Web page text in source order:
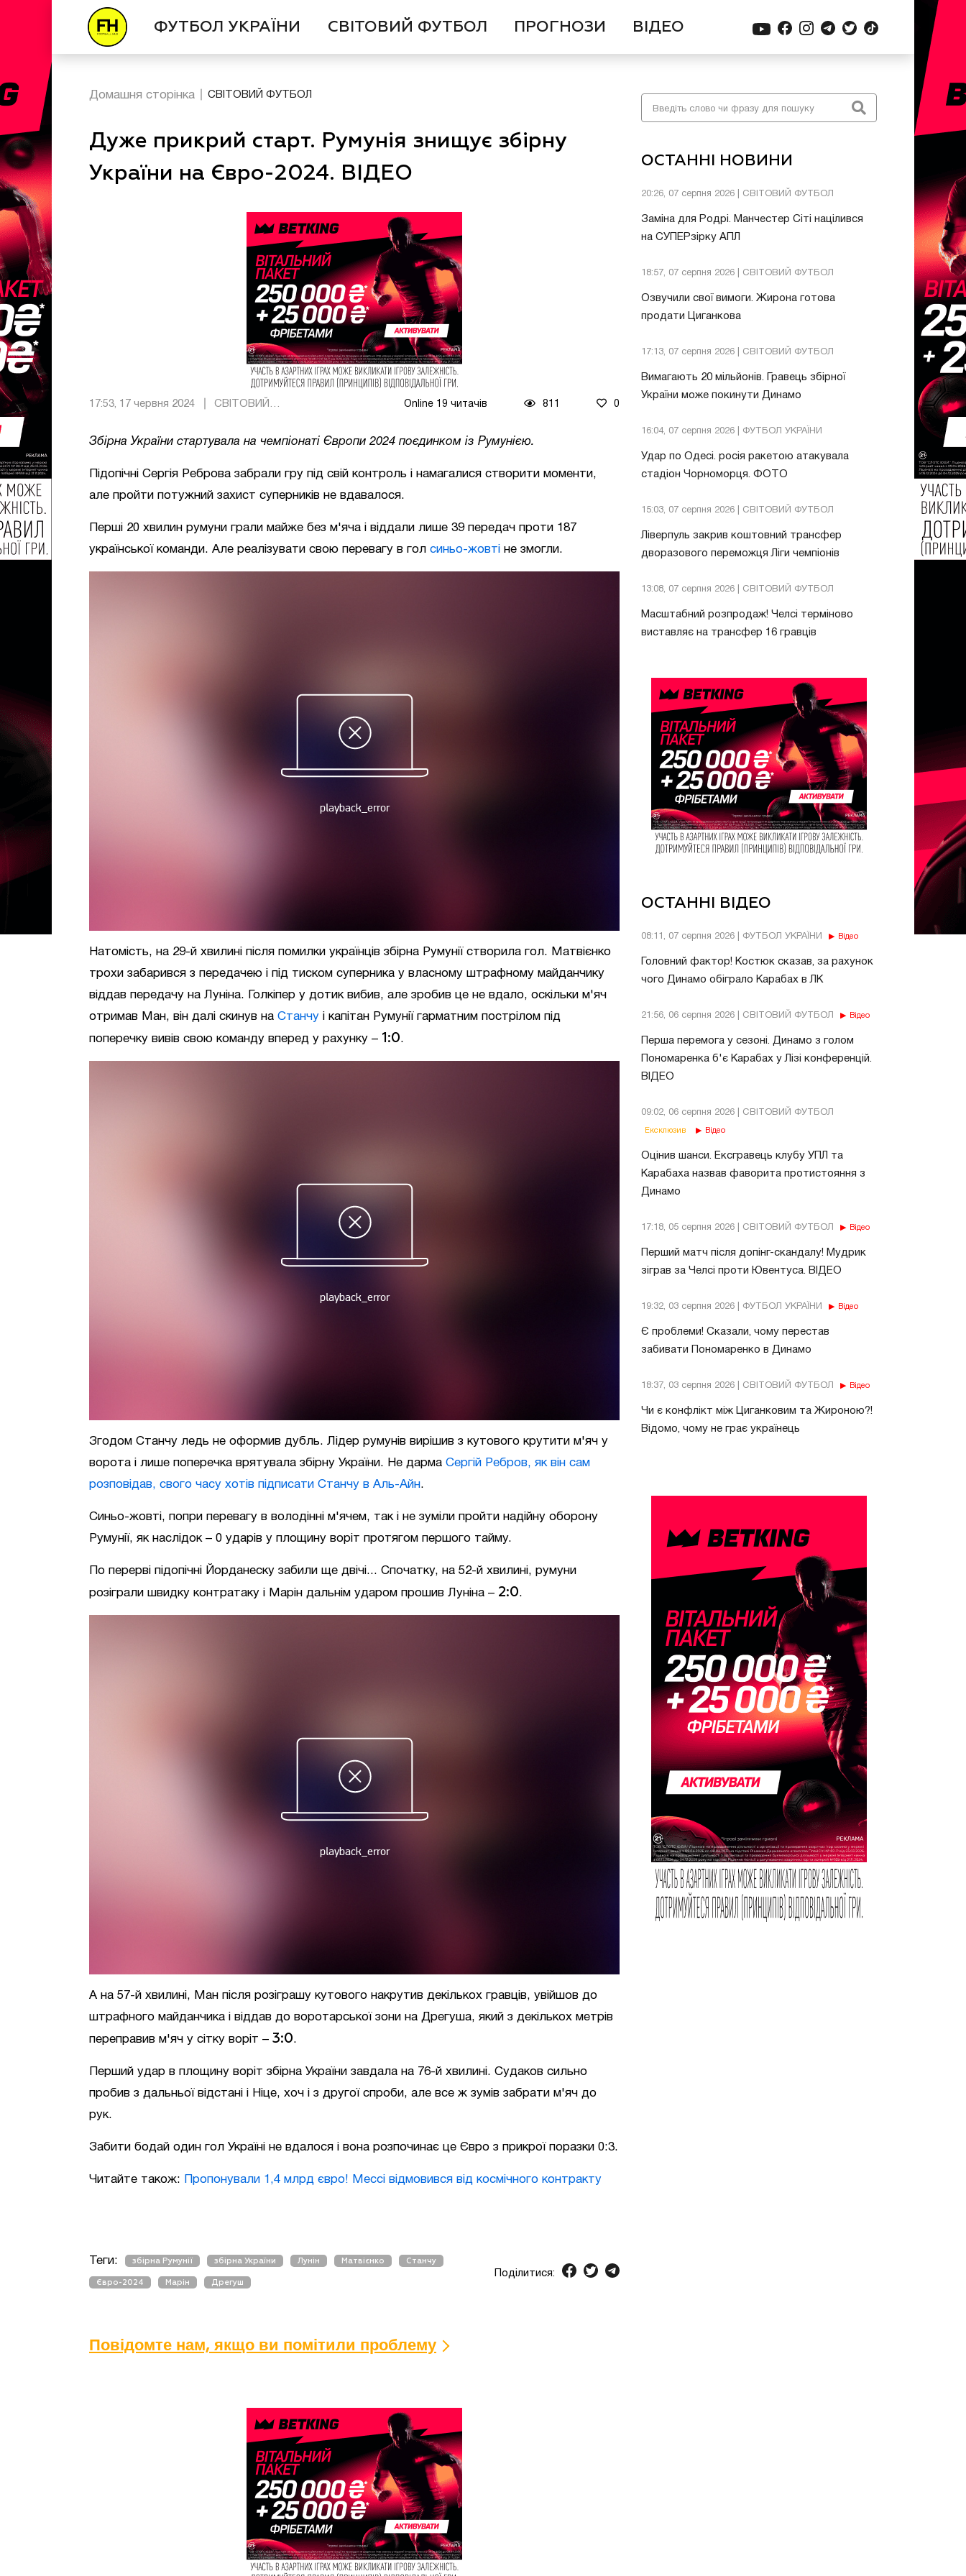
ФУТБОЛ УКРАЇНИ СВІТОВИЙ ФУТБОЛ ПРОГНОЗИ ВІДЕО
ОСТАННІ НОВИНИ
20:26, 07 серпня 2026 | СВІТОВИЙ ФУТБОЛ
Заміна для Родрі. Манчестер Сіті націлився
на СУПЕРзірку АПЛ
18:57, 07 серпня 2026 | СВІТОВИЙ ФУТБОЛ
Озвучили свої вимоги. Жирона готова
продати Циганкова
17:13, 07 серпня 2026 | СВІТОВИЙ ФУТБОЛ
Вимагають 20 мільйонів. Гравець збірної
України може покинути Динамо
16:04, 07 серпня 2026 | ФУТБОЛ УКРАЇНИ
Удар по Одесі. росія ракетою атакувала
стадіон Чорноморця. ФОТО
15:03, 07 серпня 2026 | СВІТОВИЙ ФУТБОЛ
Ліверпуль закрив коштовний трансфер
дворазового переможця Ліги чемпіонів
13:08, 07 серпня 2026 | СВІТОВИЙ ФУТБОЛ
Масштабний розпродаж! Челсі терміново
виставляє на трансфер 16 гравців
ОСТАННІ ВІДЕО
08:11, 07 серпня 2026 | ФУТБОЛ УКРАЇНИ Відео
Головний фактор! Костюк сказав, за рахунок
чого Динамо обіграло Карабах в ЛК
21:56, 06 серпня 2026 | СВІТОВИЙ ФУТБОЛ Відео
Перша перемога у сезоні. Динамо з голом
Пономаренка б'є Карабах у Лізі конференцій.
ВІДЕО
09:02, 06 серпня 2026 | СВІТОВИЙ ФУТБОЛ
Ексклюзив Відео
Оцінив шанси. Ексгравець клубу УПЛ та
Карабаха назвав фаворита протистояння з
Динамо
17:18, 05 серпня 2026 | СВІТОВИЙ ФУТБОЛ Відео
Перший матч після допінг-скандалу! Мудрик
зіграв за Челсі проти Ювентуса. ВІДЕО
19:32, 03 серпня 2026 | ФУТБОЛ УКРАЇНИ Відео
Є проблеми! Сказали, чому перестав
забивати Пономаренко в Динамо
18:37, 03 серпня 2026 | СВІТОВИЙ ФУТБОЛ Відео
Чи є конфлікт між Циганковим та Жироною?!
Відомо, чому не грає українець
Домашня сторінка СВІТОВИЙ ФУТБОЛ
Дуже прикрий старт. Румунія знищує збірну
України на Євро-2024. ВІДЕО
17:53, 17 червня 2024 Online 19 читачів 811 0
Збірна України стартувала на чемпіонаті Європи 2024 поєдинком із Румунією.
Підопічні Сергія Реброва забрали гру під свій контроль і намагалися створити моменти,
але пройти потужний захист суперників не вдавалося.
Перші 20 хвилин румуни грали майже без м'яча і віддали лише 39 передач проти 187
української команди. Але реалізувати свою перевагу в гол синьо-жовті не змогли.
Натомість, на 29-й хвилині після помилки українців збірна Румунії створила гол. Матвієнко
трохи забарився з передачею і під тиском суперника у власному штрафному майданчику
віддав передачу на Луніна. Голкіпер у дотик вибив, але зробив це не вдало, оскільки м'яч
отримав Ман, він далі скинув на Станчу і капітан Румунії гарматним пострілом під
поперечку вивів свою команду вперед у рахунку – 1:0.
Згодом Станчу ледь не оформив дубль. Лідер румунів вирішив з кутового крутити м'яч у
ворота і лише поперечка врятувала збірну України. Не дарма Сергій Ребров, як він сам
розповідав, свого часу хотів підписати Станчу в Аль-Айн.
Синьо-жовті, попри перевагу в володінні м'ячем, так і не зуміли пройти надійну оборону
Румунії, як наслідок – 0 ударів у площину воріт протягом першого тайму.
По перерві підопічні Йорданеску забили ще двічі... Спочатку, на 52-й хвилині, румуни
розіграли швидку контратаку і Марін дальнім ударом прошив Луніна – 2:0.
А на 57-й хвилині, Ман після розіграшу кутового накрутив декількох гравців, увійшов до
штрафного майданчика і віддав до воротарської зони на Дрегуша, який з декількох метрів
переправив м'яч у сітку воріт – 3:0.
Перший удар в площину воріт збірна України завдала на 76-й хвилині. Судаков сильно
пробив з дальньої відстані і Ніце, хоч і з другої спроби, але все ж зумів забрати м'яч до
рук.
Забити бодай один гол Україні не вдалося і вона розпочинає це Євро з прикрої поразки 0:3.
Читайте також: Пропонували 1,4 млрд євро! Мессі відмовився від космічного контракту
Теги: збірна Румунії збірна України Лунін Матвієнко Станчу
Євро-2024 Марін Дрегуш
Поділитися:
Повідомте нам, якщо ви помітили проблему